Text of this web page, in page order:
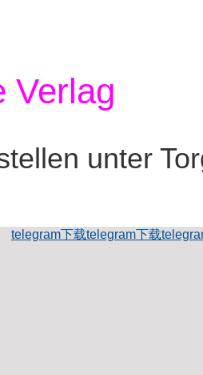
Verlag
unter
telegram下载telegram下载